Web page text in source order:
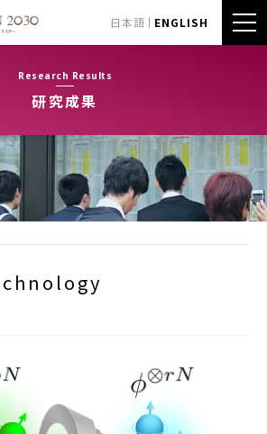
日本語 ENGLISH
Research Results
研究成果